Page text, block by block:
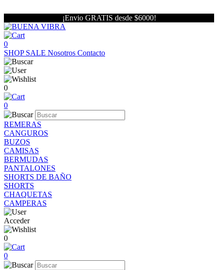
¡Envio GRATIS desde $6000!
0
SHOP SALE Nosotros Contacto
0
0
REMERAS
CANGUROS
BUZOS
CAMISAS
BERMUDAS
PANTALONES
SHORTS DE BAÑO
SHORTS
CHAQUETAS
CAMPERAS
Acceder
0
0